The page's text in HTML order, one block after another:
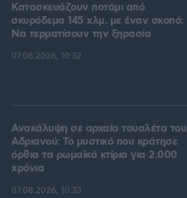
Κατασκευάζουν ποτάμι από
σκυρόδεμα 145 χλμ. με έναν σκοπό:
Να τερματίσουν την ξηρασία
07.08.2026, 10:32
Ανακάλυψη σε αρχαία τουαλέτα του
Αδριανού: Το μυστικό που κράτησε
όρθια τα ρωμαϊκά κτίρια για 2.000
χρόνια
07.08.2026, 10:33